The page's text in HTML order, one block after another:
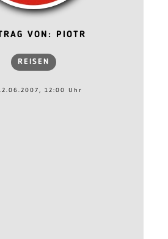
VON: PIOTR
REISEN
12:00 Uhr